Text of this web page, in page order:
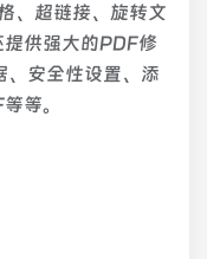
、超链接、旋转文
供强大的PDF修
安全性设置、添
等。